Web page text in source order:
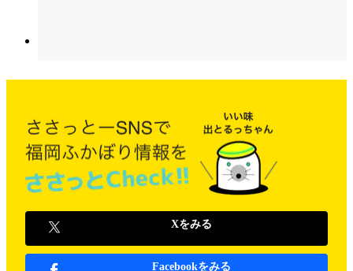
Xをみる
Facebookをみる